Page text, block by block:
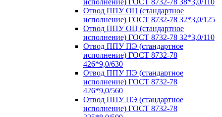
исполнение) ГОСТ 8732-78 38*3,0/110
Отвод ППУ ОЦ (стандартное
исполнение) ГОСТ 8732-78 32*3,0/125
Отвод ППУ ОЦ (стандартное
исполнение) ГОСТ 8732-78 32*3,0/110
Отвод ППУ ПЭ (стандартное
исполнение) ГОСТ 8732-78
426*9,0/630
Отвод ППУ ПЭ (стандартное
исполнение) ГОСТ 8732-78
426*9,0/560
Отвод ППУ ПЭ (стандартное
исполнение) ГОСТ 8732-78